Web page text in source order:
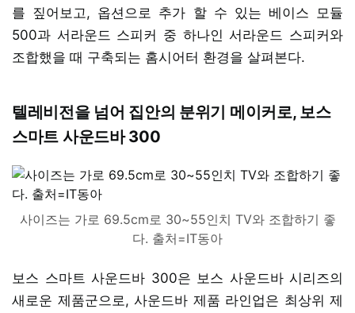
를 짚어보고, 옵션으로 추가 할 수 있는 베이스 모듈
500과 서라운드 스피커 중 하나인 서라운드 스피커와
조합했을 때 구축되는 홈시어터 환경을 살펴본다.
텔레비전을 넘어 집안의 분위기 메이커로, 보스
스마트 사운드바 300
사이즈는 가로 69.5cm로 30~55인치 TV와 조합하기 좋
다. 출처=IT동아
보스 스마트 사운드바 300은 보스 사운드바 시리즈의
새로운 제품군으로, 사운드바 제품 라인업은 최상위 제